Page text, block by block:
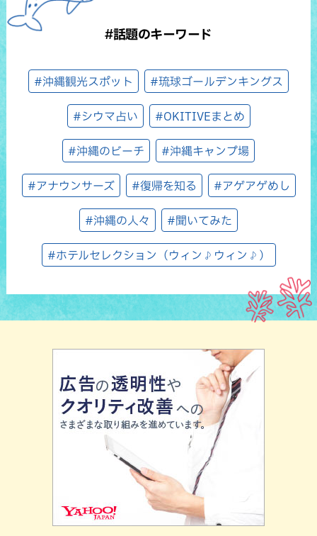
#話題のキーワード
#沖縄観光スポット #琉球ゴールデンキングス
#シウマ占い #OKITIVEまとめ
#沖縄のビーチ #沖縄キャンプ場
#アナウンサーズ #復帰を知る #アゲアゲめし
#沖縄の人々 #聞いてみた
#ホテルセレクション（ウィン♪ウィン♪）